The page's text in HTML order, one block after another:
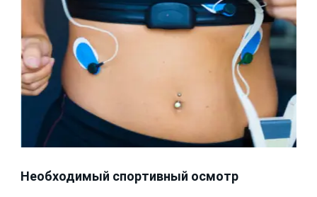
Необходимый спортивный осмотр